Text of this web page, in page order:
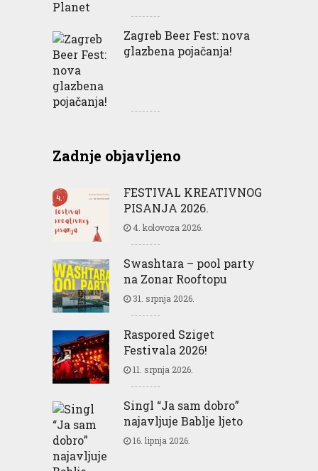
Zagreb Beer Fest: nova
glazbena pojačanja!
Zadnje objavljeno
FESTIVAL KREATIVNOG
PISANJA 2026.
4. kolovoza 2026.
Swashtara – pool party
na Zonar Rooftopu
31. srpnja 2026.
Raspored Sziget
Festivala 2026!
11. srpnja 2026.
Singl “Ja sam dobro”
najavljuje Bablje ljeto
16. lipnja 2026.